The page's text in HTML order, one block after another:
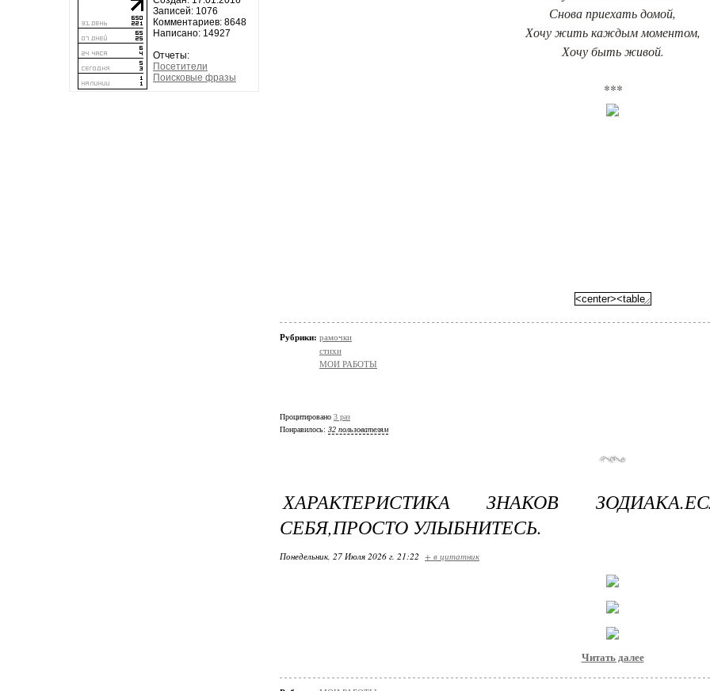
Записей: 1076
Комментариев: 8648
Написано: 14927
Отчеты:
Посетители
Поисковые фразы
Снова приехать домой,
Хочу жить каждым моментом,
Хочу быть живой.
***
Рубрики: рамочки
стихи
МОИ РАБОТЫ
Процитировано 3 раз
Понравилось: 32 пользователям
ХАРАКТЕРИСТИКА ЗНАКОВ
СЕБЯ,ПРОСТО УЛЫБНИТЕСЬ.
Понедельник, 27 Июля 2026 г. 21:22 + в цитатник
Читать далее